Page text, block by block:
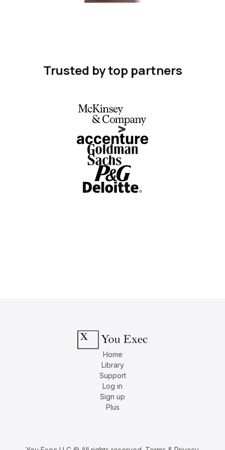
Trusted by top partners
Home
Library
Support
Log in
Sign up
Plus